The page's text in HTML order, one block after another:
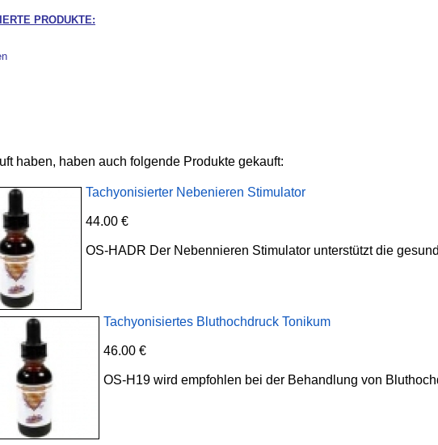
PRODUKTE:
haben, haben auch folgende Produkte gekauft:
Tachyonisierter Nebenieren Stimulator
44.00 €
OS-HADR Der Nebennieren Stimulator unterstützt die
Tachyonisiertes Bluthochdruck Tonikum
46.00 €
OS-H19 wird empfohlen bei der Behandlung von